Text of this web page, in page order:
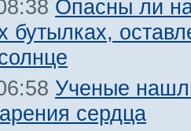
Опасны ли
бутылках,
Ученые
сердца